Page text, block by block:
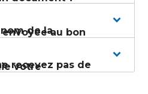
au bon
de la
votre
recevez pas de